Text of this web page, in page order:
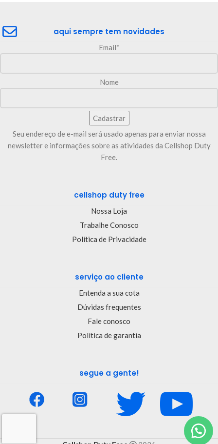
aqui sempre tem novidades
Email*
Nome
Seu endereço de e-mail será usado apenas para enviar nossa
newsletter e informações sobre as atividades da Cellshop Duty
Free.
cellshop duty free
Nossa Loja
Trabalhe Conosco
Política de Privacidade
serviço ao cliente
Entenda a sua cota
Dúvidas frequentes
Fale conosco
Política de garantia
segue a gente!